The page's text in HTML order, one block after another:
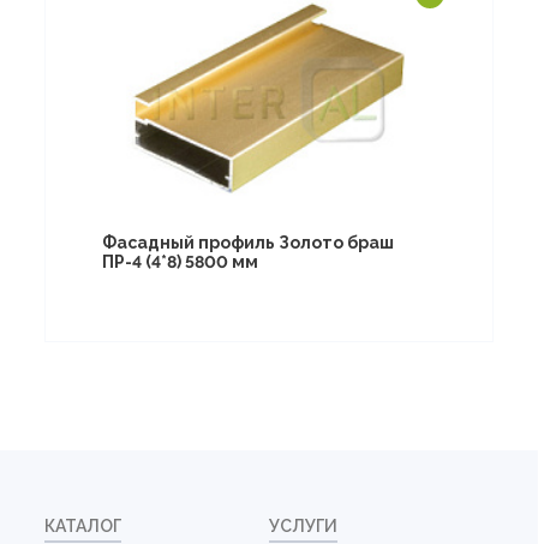
Фасадный профиль Золото браш
ПР-4 (4*8) 5800 мм
КАТАЛОГ УСЛУГИ